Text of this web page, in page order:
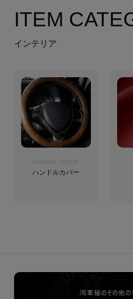
ITEM
インテリア
ハンドルカバー